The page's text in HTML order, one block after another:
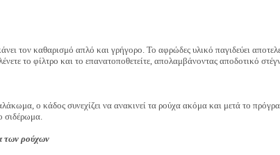
τον καθαρισμό απλό και γρήγορο. Το αφρώδες υλικό παγιδεύει
το φίλτρο και το επανατοποθετείτε, απολαμβάνοντας αποδοτικό
ο κάδος συνεχίζει να ανακινεί τα ρούχα ακόμα και μετά το
σιδέρωμα.
των ρούχων